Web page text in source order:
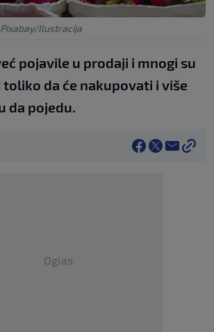
Pixabay/Ilustracija
pojavile u prodaji i mnogi su
toliko da će nakupovati i više
da pojedu.
Oglas